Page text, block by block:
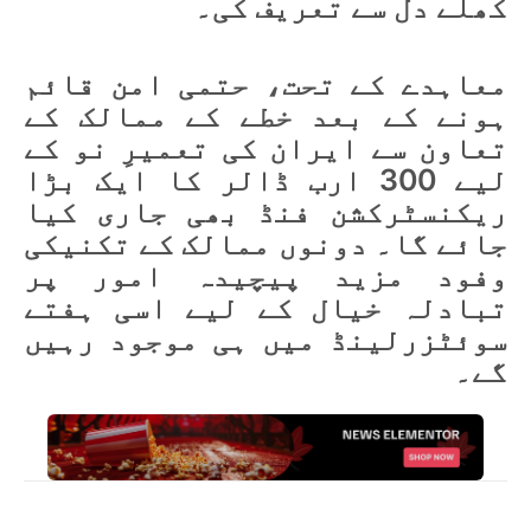
کھلے دل سے تعریف کی۔
معاہدے کے تحت، حتمی امن قائم
ہونے کے بعد خطے کے ممالک کے
تعاون سے ایران کی تعمیرِ نو کے
لیے 300 ارب ڈالر کا ایک بڑا
ریکنسٹرکشن فنڈ بھی جاری کیا
جائے گا۔ دونوں ممالک کے تکنیکی
وفود مزید پیچیدہ امور پر
تبادلہ خیال کے لیے اسی ہفتے
سوئٹزرلینڈ میں ہی موجود رہیں
گے۔